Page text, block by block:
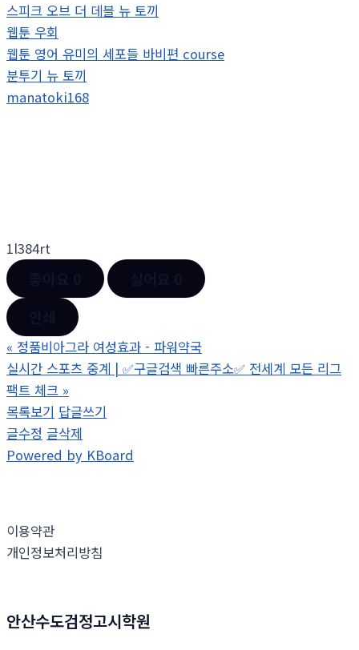
스피크 오브 더 데블 뉴 토끼
웹툰 우회
웹툰 영어 유미의 세포들 바비편 course
분투기 뉴 토끼
manatoki168
1l384rt
« 정품비아그라 여성효과 - 파워약국
실시간 스포츠 중계 | ✅구글검색 빠른주소✅ 전세계 모든 리그
팩트 체크 »
목록보기 답글쓰기
글수정 글삭제
Powered by KBoard
이용약관
개인정보처리방침
안산수도검정고시학원